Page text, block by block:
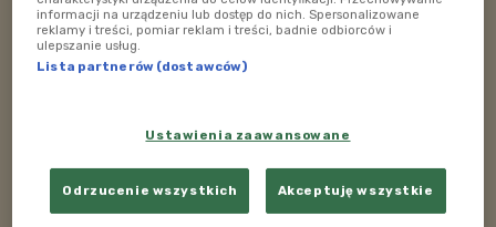
58:27
ogromną wyobraźnie i są bardzo kreatywne, więc
wymyślanie różnych historii i odgrywanie scen
przychodzi im z łatwością. Aby pielęgnować u nich
informacji na urządzeniu lub dostęp do nich. Spersonalizowane
reklamy i treści, pomiar reklam i treści, badnie odbiorców i
ulepszanie usług.
Lista partnerów (dostawców)
Ustawienia zaawansowane
Odrzucenie wszystkich Akceptuję wszystkie